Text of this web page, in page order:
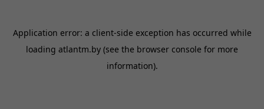
Application error: a client-side exception has occurred while
loading atlantm.by (see the browser console for more
information).